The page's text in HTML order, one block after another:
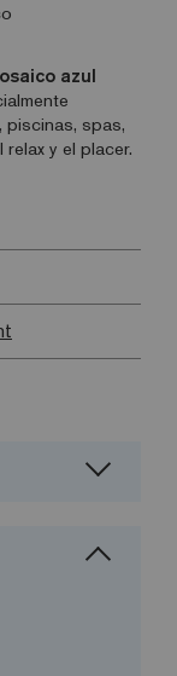
azul
piscinas, spas,
y el placer.